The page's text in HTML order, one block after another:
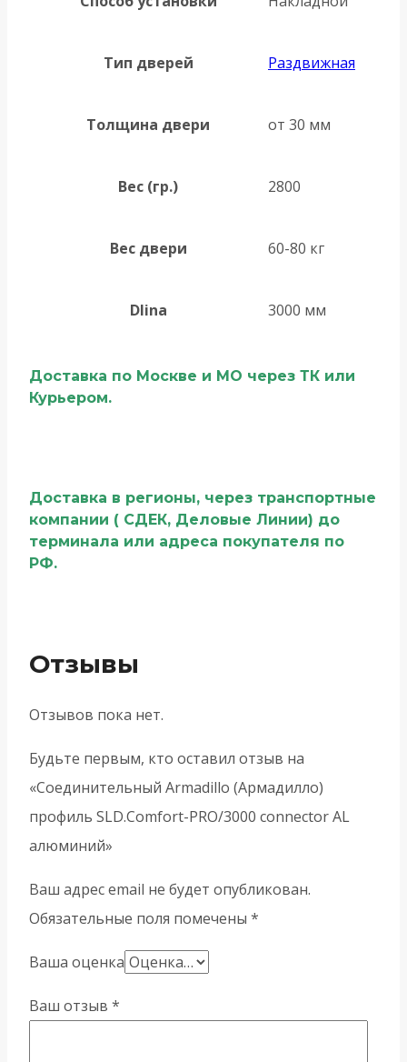
Тип дверей Раздвижная
Толщина двери от 30 мм
Вес (гр.) 2800
Вес двери 60-80 кг
Dlina 3000 мм
Доставка по Москве и МО через ТК или
Курьером.
Доставка в регионы, через транспортные
компании ( СДЕК, Деловые Линии) до
терминала или адреса покупателя по
РФ.
Отзывы
Отзывов пока нет.
Будьте первым, кто оставил отзыв на
«Соединительный Armadillo (Армадилло)
профиль SLD.Comfort-PRO/3000 connector AL
алюминий»
Ваш адрес email не будет опубликован.
Обязательные поля помечены *
Ваша оценка
Ваш отзыв *